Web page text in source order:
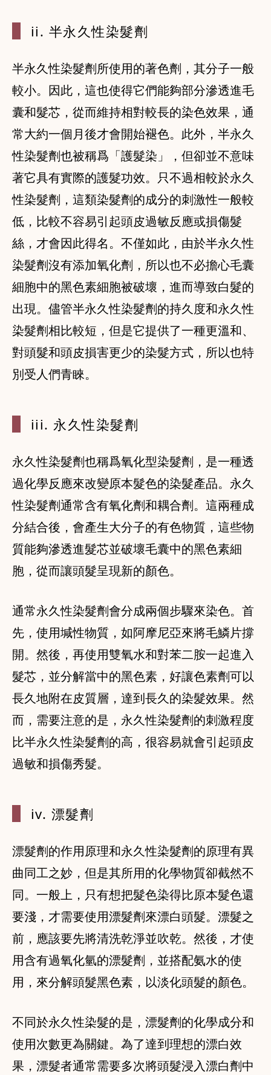
ii. 半永久性染髮劑
半永久性染髮劑所使用的著色劑，其分子一般
較小。因此，這也使得它們能夠部分滲透進毛
囊和髮芯，從而維持相對較長的染色效果，通
常大約一個月後才會開始褪色。此外，半永久
性染髮劑也被稱爲「護髮染」，但卻並不意味
著它具有實際的護髮功效。只不過相較於永久
性染髮劑，這類染髮劑的成分的刺激性一般較
低，比較不容易引起頭皮過敏反應或損傷髮
絲，才會因此得名。不僅如此，由於半永久性
染髮劑沒有添加氧化劑，所以也不必擔心毛囊
細胞中的黑色素細胞被破壞，進而導致白髮的
出現。儘管半永久性染髮劑的持久度和永久性
染髮劑相比較短，但是它提供了一種更溫和、
對頭髮和頭皮損害更少的染髮方式，所以也特
別受人們青睞。
iii. 永久性染髮劑
永久性染髮劑也稱爲氧化型染髮劑，是一種透
過化學反應來改變原本髮色的染髮產品。永久
性染髮劑通常含有氧化劑和耦合劑。這兩種成
分結合後，會產生大分子的有色物質，這些物
質能夠滲透進髮芯並破壞毛囊中的黑色素細
胞，從而讓頭髮呈現新的顏色。
通常永久性染髮劑會分成兩個步驟來染色。首
先，使用堿性物質，如阿摩尼亞來將毛鱗片撐
開。然後，再使用雙氧水和對苯二胺一起進入
髮芯，並分解當中的黑色素，好讓色素劑可以
長久地附在皮質層，達到長久的染髮效果。然
而，需要注意的是，永久性染髮劑的刺激程度
比半永久性染髮劑的高，很容易就會引起頭皮
過敏和損傷秀髮。
iv. 漂髮劑
漂髮劑的作用原理和永久性染髮劑的原理有異
曲同工之妙，但是其所用的化學物質卻截然不
同。一般上，只有想把髮色染得比原本髮色還
要淺，才需要使用漂髮劑來漂白頭髮。漂髮之
前，應該要先將清洗乾淨並吹乾。然後，才使
用含有過氧化氫的漂髮劑，並搭配氨水的使
用，來分解頭髮黑色素，以淡化頭髮的顏色。
不同於永久性染髮的是，漂髮劑的化學成分和
使用次數更為關鍵。為了達到理想的漂白效
果，漂髮者通常需要多次將頭髮浸入漂白劑中